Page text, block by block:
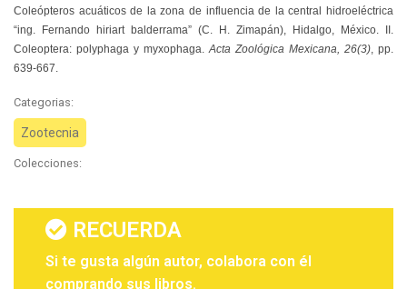
Coleópteros acuáticos de la zona de influencia de la central hidroeléctrica
“ing. Fernando hiriart balderrama” (C. H. Zimapán), Hidalgo, México. II.
Coleoptera: polyphaga y myxophaga
Acta Zoológica Mexicana, 26(3) , pp.
639-667.
Categorias:
Zootecnia
Colecciones:
RECUERDA
Si te gusta algún autor, colabora con él
comprando sus libros.